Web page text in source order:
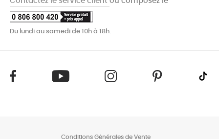
Du lundi au samedi de 10h à 18h.
Conditions Générales de Vente